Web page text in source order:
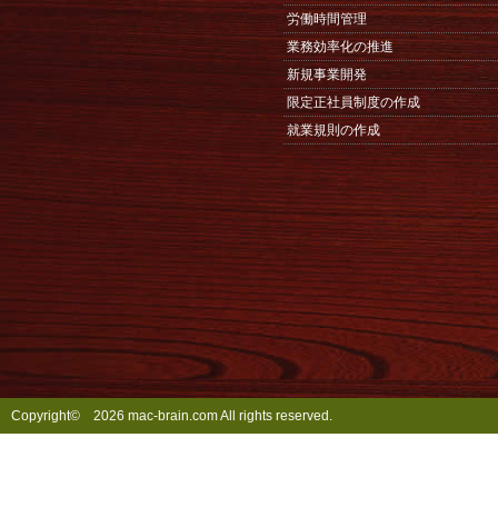
労働時間管理
業務効率化の推進
新規事業開発
限定正社員制度の作成
就業規則の作成
Copyright© 2026 mac-brain.com All rights reserved.